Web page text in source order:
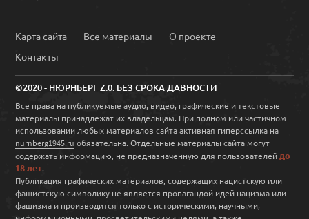
Карта сайта Все материалы
О проекте
Контакты
©2020 - НЮРНБЕРГ Z.0. БЕЗ СРОКА ДАВНОСТИ
Все права на публикуемые аудио, видео, графические и текстовые
материалы принадлежат их владельцам. При полном или частичном
использовании любых материалов сайта активная гиперссылка на
nurnberg1945.ru обязательна. Отдельные материалы сайта могут
содержать информацию, не предназначенную для пользователей до
18 лет.
Публикация графических материалов, содержащих нацистскую или
фашистскую символику не является пропагандой идей нацизма или
фашизма и производится только с историческими, научными,